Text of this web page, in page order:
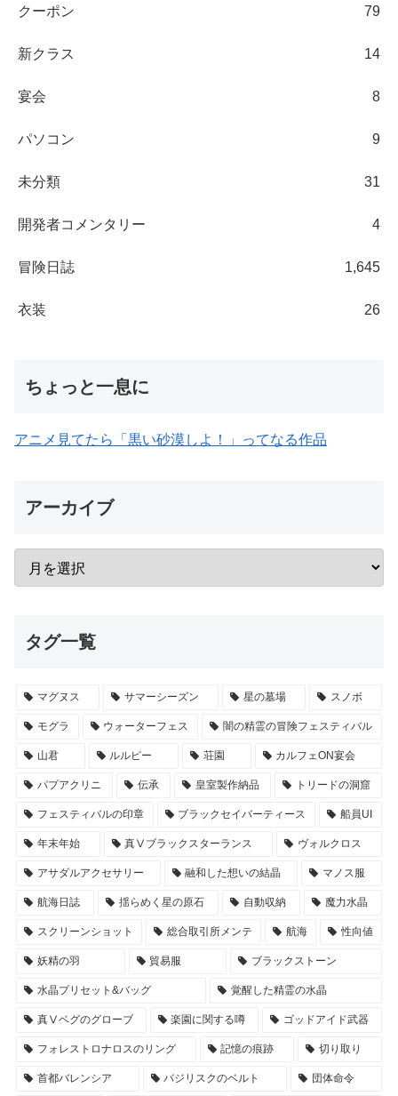
クーポン 79
新クラス 14
宴会 8
パソコン 9
未分類 31
開発者コメンタリー 4
冒険日誌 1,645
衣装 26
ちょっと一息に
アニメ見てたら「黒い砂漠しよ！」ってなる作品
アーカイブ
タグ一覧
マグヌス サマーシーズン 星の墓場 スノボ
モグラ ウォーターフェス 闇の精霊の冒険フェスティバル
山君 ルルピー 荘園 カルフェON宴会
パプアクリニ 伝承 皇室製作納品 トリードの洞窟
フェスティバルの印章 ブラックセイバーティース 船員UI
年末年始 真Ⅴブラックスターランス ヴォルクロス
アサダルアクセサリー 融和した想いの結晶 マノス服
航海日誌 揺らめく星の原石 自動収納 魔力水晶
スクリーンショット 総合取引所メンテ 航海 性向値
妖精の羽 貿易服 ブラックストーン
水晶プリセット&バッグ 覚醒した精霊の水晶
真Ⅴベグのグローブ 楽園に関する噂 ゴッドアイド武器
フォレストロナロスのリング 記憶の痕跡 切り取り
首都バレンシア バジリスクのベルト 団体命令